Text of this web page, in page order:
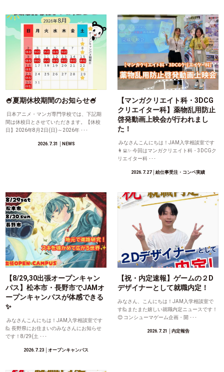
🍧夏期休校期間のお知らせ🍧
日本アニメ・マンガ専門学校では、下記期
間は休校日とさせていただきます。【休校
日】2026年8月2日(日)～2026年 ･･･
2026.7.31 │NEWS
【マンガクリエイト科・3DCG
クリエイター科】薬物乱用防止
啓発動画上映会が行われまし
た！
みなさんこんにちは！JAM入学相談室です
👩‍💻✨ 今回はマンガクリエイト科・3DCGク
リエイター科 ･･･
2026.7.27│絵仕事受注・コンペ実績
【8/29,30出張オープンキャン
パス】松本市・長野市でJAMオ
ープンキャンパスが体感できる
✨
みなさんこんにちは！JAM入学相談室です
🙋 長野県にお住まいのみなさんにお知らせ
です！8/29(土 ･･･
2026.7.23 │オープンキャンパス
【祝・内定速報】ゲームの２D
デザイナーとして就職内定！
みなさん、こんにちは！JAM入学相談室で
す🙋またまた嬉しい就職内定ニュースです！
😊 コンシューマゲーム企画・開 ･･･
2026.7.21 │内定報告